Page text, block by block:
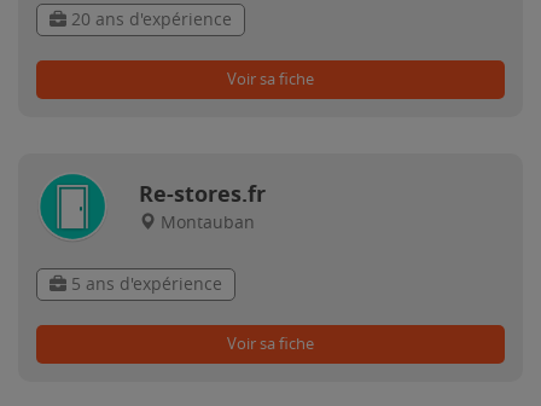
20 ans d'expérience
Voir sa fiche
Re-stores.fr
Montauban
5 ans d'expérience
Voir sa fiche